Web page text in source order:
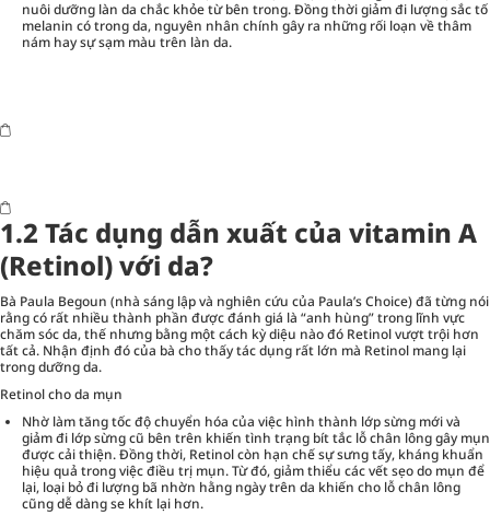
nuôi dưỡng làn da chắc khỏe từ bên trong. Đồng thời giảm đi lượng sắc tố
melanin có trong da, nguyên nhân chính gây ra những rối loạn về thâm
nám hay sự sạm màu trên làn da.
1.2 Tác dụng dẫn xuất của vitamin A
(Retinol) với da?
Bà Paula Begoun (nhà sáng lập và nghiên cứu của Paula’s Choice) đã từng nói
rằng có rất nhiều thành phần được đánh giá là “anh hùng” trong lĩnh vực
chăm sóc da, thế nhưng bằng một cách kỳ diệu nào đó Retinol vượt trội hơn
tất cả. Nhận định đó của bà cho thấy tác dụng rất lớn mà Retinol mang lại
trong dưỡng da.
Retinol cho da mụn
Nhờ làm tăng tốc độ chuyển hóa của việc hình thành lớp sừng mới và
giảm đi lớp sừng cũ bên trên khiến tình trạng bít tắc lỗ chân lông gây mụn
được cải thiện. Đồng thời, Retinol còn hạn chế sự sưng tấy, kháng khuẩn
hiệu quả trong việc điều trị mụn. Từ đó, giảm thiểu các vết sẹo do mụn để
lại, loại bỏ đi lượng bã nhờn hằng ngày trên da khiến cho lỗ chân lông
cũng dễ dàng se khít lại hơn.